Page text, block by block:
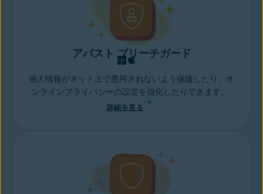
アバスト ブリーチガード
個人情報がネット上で悪用されないよう保護したり、オ
ンラインプライバシーの設定を強化したりできます。
詳細を見る